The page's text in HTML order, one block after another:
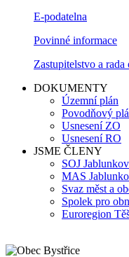
E-podatelna
Povinné informace
Zastupitelstvo a rada
DOKUMENTY
Územní plán
Povodňový
Usnesení ZO
Usnesení RO
JSME ČLENY
SOJ
MAS
Svaz měst a
Spolek pro
Euroregion